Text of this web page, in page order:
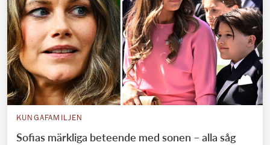
KUNGAFAMILJEN
Sofias märkliga beteende med sonen – alla såg